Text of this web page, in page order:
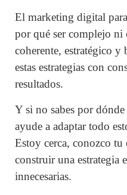
El marketing digital
por qué ser complejo ni
coherente, estratégico y
estas estrategias con
resultados.
Y si no sabes por
ayude a adaptar todo
Estoy cerca, conozco
construir una estrategia
innecesarias.